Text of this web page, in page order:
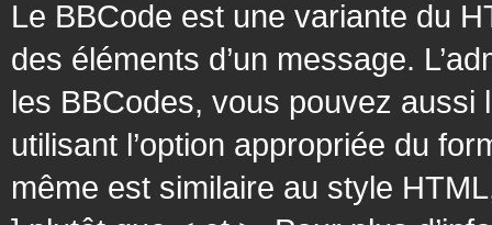
Le BBCode est une variante du
des éléments d’un message.
les BBCodes, vous pouvez
utilisant l’option appropriée du
même est similaire au style